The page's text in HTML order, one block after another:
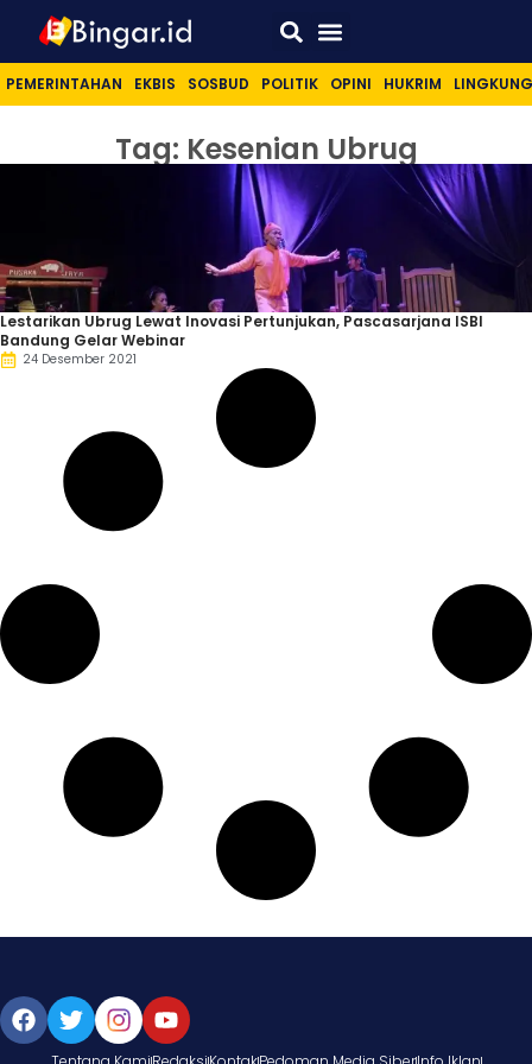
PEMERINTAHAN EKBIS SOSBUD POLITIK OPINI HUKRIM
Tag: Kesenian Ubrug
Lestarikan Ubrug Lewat Inovasi Pertunjukan, Pascasarjana ISBI
Bandung Gelar Webinar
24 Desember 2021